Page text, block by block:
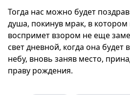
Тогда нас можно будет
душа, покинув мрак, в котором
воспримет взором не еще
свет дневной, когда она
небу, вновь заняв место,
праву рождения.